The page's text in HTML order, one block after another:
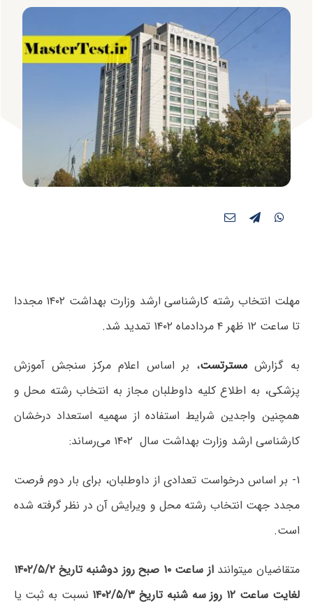
مهلت انتخاب رشته کارشناسی ارشد وزارت بهداشت ۱۴۰۲ مجددا
تا ساعت ۱۲ ظهر ۴ مردادماه ۱۴۰۲ تمدید شد.
به گزارش مسترتست، بر اساس اعلام مرکز سنجش آموزش
پزشکی، به اطلاع کلیه داوطلبان مجاز به انتخاب رشته محل و
همچنین واجدین شرایط استفاده از سهمیه استعداد درخشان
کارشناسی ارشد وزارت بهداشت سال ۱۴۰۲ می‌رساند:
۱- بر اساس درخواست تعدادی از داوطلبان، برای بار دوم فرصت
مجدد جهت انتخاب رشته محل و ویرایش آن در نظر گرفته شده
است.
متقاضیان میتوانند
از ساعت ۱۰ صبح روز دوشنبه تاریخ ۱۴۰۲/۵/۲
لغایت ساعت ۱۲ روز سه شنبه تاریخ ۱۴۰۲/۵/۳
نسبت به ثبت یا